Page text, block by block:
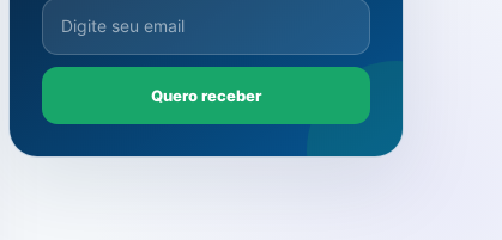
Quero receber